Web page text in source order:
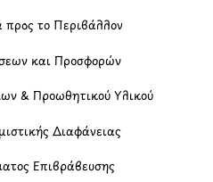
προς το Περιβάλλον
και Προσφορών
& Προωθητικού Υλικού
Διαφάνειας
Επιβράβευσης